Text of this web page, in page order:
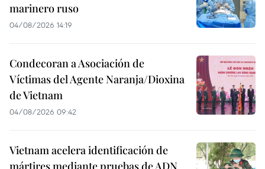
marinero ruso
04/08/2026 14:19
Condecoran a Asociación de
Víctimas del Agente Naranja/Dioxina
de Vietnam
04/08/2026 09:42
Vietnam acelera identificación de
mártires mediante pruebas de ADN